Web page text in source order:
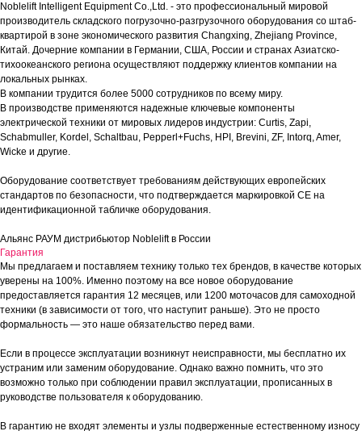
Noblelift Intelligent Equipment Co.,Ltd. - это профессиональный мировой
производитель складского погрузочно-разгрузочного оборудования со штаб-
квартирой в зоне экономического развития Changxing, Zhejiang Province,
Китай. Дочерние компании в Германии, США, России и странах Азиатско-
тихоокеанского региона осуществляют поддержку клиентов компании на
локальных рынках.
В компании трудится более 5000 сотрудников по всему миру.
В производстве применяются надежные ключевые компоненты
электрической техники от мировых лидеров индустрии: Curtis, Zapi,
Schabmuller, Kordel, Schaltbau, Pepperl+Fuchs, HPI, Brevini, ZF, Intorq, Amer,
Wicke и другие.
Оборудование соответствует требованиям действующих европейских
стандартов по безопасности, что подтверждается маркировкой СЕ на
идентификационной табличке оборудования.
Альянс РАУМ дистрибьютор Noblelift в России
Гарантия
Мы предлагаем и поставляем технику только тех брендов, в качестве которых
уверены на 100%. Именно поэтому на все новое оборудование
предоставляется гарантия 12 месяцев, или 1200 моточасов для самоходной
техники (в зависимости от того, что наступит раньше). Это не просто
формальность — это наше обязательство перед вами.
Если в процессе эксплуатации возникнут неисправности, мы бесплатно их
устраним или заменим оборудование. Однако важно помнить, что это
возможно только при соблюдении правил эксплуатации, прописанных в
руководстве пользователя к оборудованию.
В гарантию не входят элементы и узлы подверженные естественному износу